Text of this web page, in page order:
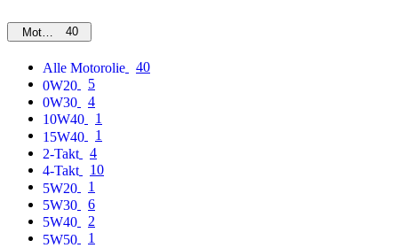
Motorolie40
Alle Motorolie
40
0W20
5
0W30
4
10W40
1
15W40
1
2-Takt
4
4-Takt
10
5W20
1
5W30
6
5W40
2
5W50
1